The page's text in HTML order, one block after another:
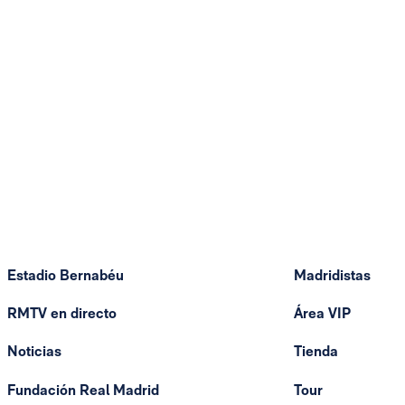
Estadio Bernabéu
RMTV en directo
Noticias
Fundación Real Madrid
Madridistas
Área VIP
Tienda
Tour